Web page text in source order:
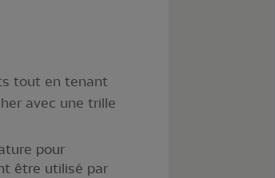
tout en tenant
avec une trille
pour
être utilisé par